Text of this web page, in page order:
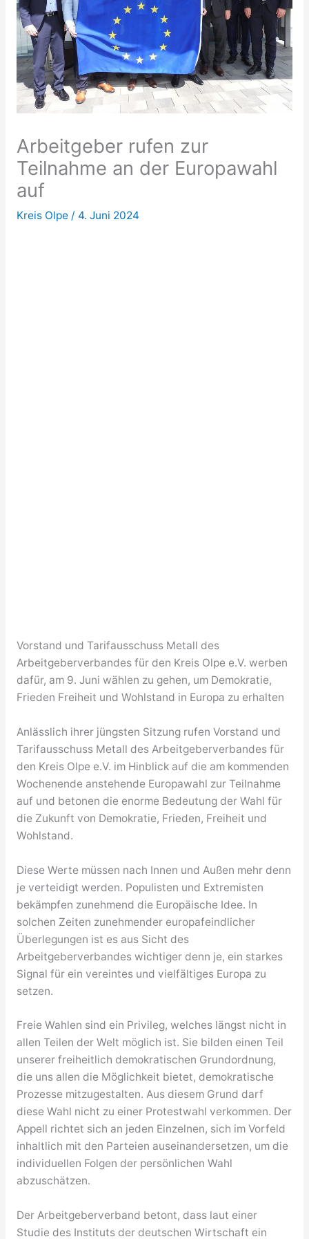
Arbeitgeber rufen zur
Teilnahme an der Europawahl
auf
Kreis Olpe/ 4. Juni 2024
Vorstand und Tarifausschuss Metall des
Arbeitgeberverbandes für den Kreis Olpe e.V. werben
dafür, am 9. Juni wählen zu gehen, um Demokratie,
Frieden Freiheit und Wohlstand in Europa zu erhalten
Anlässlich ihrer jüngsten Sitzung rufen Vorstand und
Tarifausschuss Metall des Arbeitgeberverbandes für
den Kreis Olpe e.V. im Hinblick auf die am kommenden
Wochenende anstehende Europawahl zur Teilnahme
auf und betonen die enorme Bedeutung der Wahl für
die Zukunft von Demokratie, Frieden, Freiheit und
Wohlstand.
Diese Werte müssen nach Innen und Außen mehr denn
je verteidigt werden. Populisten und Extremisten
bekämpfen zunehmend die Europäische Idee. In
solchen Zeiten zunehmender europafeindlicher
Überlegungen ist es aus Sicht des
Arbeitgeberverbandes wichtiger denn je, ein starkes
Signal für ein vereintes und vielfältiges Europa zu
setzen.
Freie Wahlen sind ein Privileg, welches längst nicht in
allen Teilen der Welt möglich ist. Sie bilden einen Teil
unserer freiheitlich demokratischen Grundordnung,
die uns allen die Möglichkeit bietet, demokratische
Prozesse mitzugestalten. Aus diesem Grund darf
diese Wahl nicht zu einer Protestwahl verkommen. Der
Appell richtet sich an jeden Einzelnen, sich im Vorfeld
inhaltlich mit den Parteien auseinandersetzen, um die
individuellen Folgen der persönlichen Wahl
abzuschätzen.
Der Arbeitgeberverband betont, dass laut einer
Studie des Instituts der deutschen Wirtschaft ein